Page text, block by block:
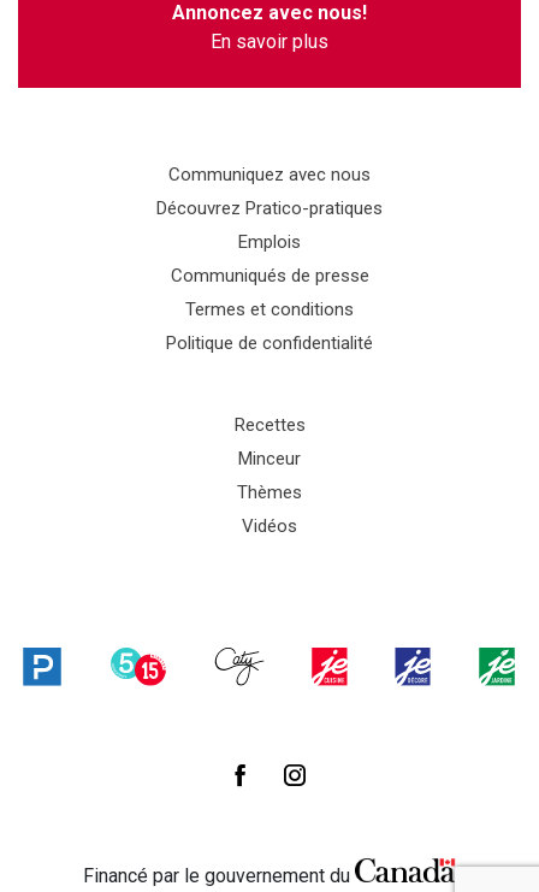
Annoncez avec nous!
En savoir plus
Communiquez avec nous
Découvrez Pratico-pratiques
Emplois
Communiqués de presse
Termes et conditions
Politique de confidentialité
Recettes
Minceur
Thèmes
Vidéos
Financé par le gouvernement du